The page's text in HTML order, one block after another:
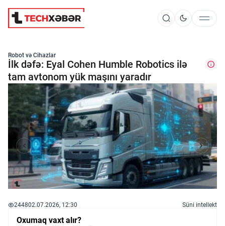
Süni İntellekt
Elm və Kosmos
Texnoloji İnkişaf
İnnovasiya və Startaplar
Robot və Cihazlar
Robot və Cihazlar
İlk dəfə: Eyal Cohen Humble Robotics ilə
tam avtonom yük maşını yaradır
244802.07.2026, 12:30 Süni intellekt
Oxumaq vaxt alır?